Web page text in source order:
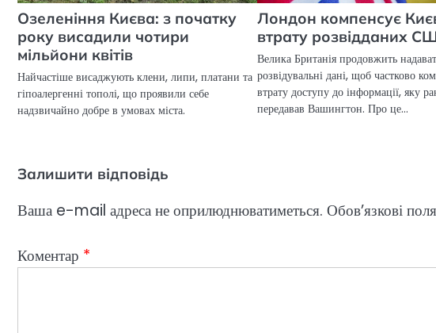
Озеленіння Києва: з початку
року висадили чотири
мільйони квітів
Найчастіше висаджують клени, липи, платани та
гіпоалергенні тополі, що проявили себе
надзвичайно добре в умовах міста.
Лондон компенсує
втрату розвідданих
Велика Британія продовжить
розвідувальні дані, щоб частково
втрату доступу до інформації, яку
передавав Вашингтон. Про це…
Залишити відповідь
Ваша e-mail адреса не оприлюднюватиметься. Обов’язкові
Коментар *